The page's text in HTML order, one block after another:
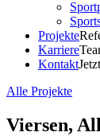
Projekte
Karriere
Kontakt
Alle Projekte
Viersen,